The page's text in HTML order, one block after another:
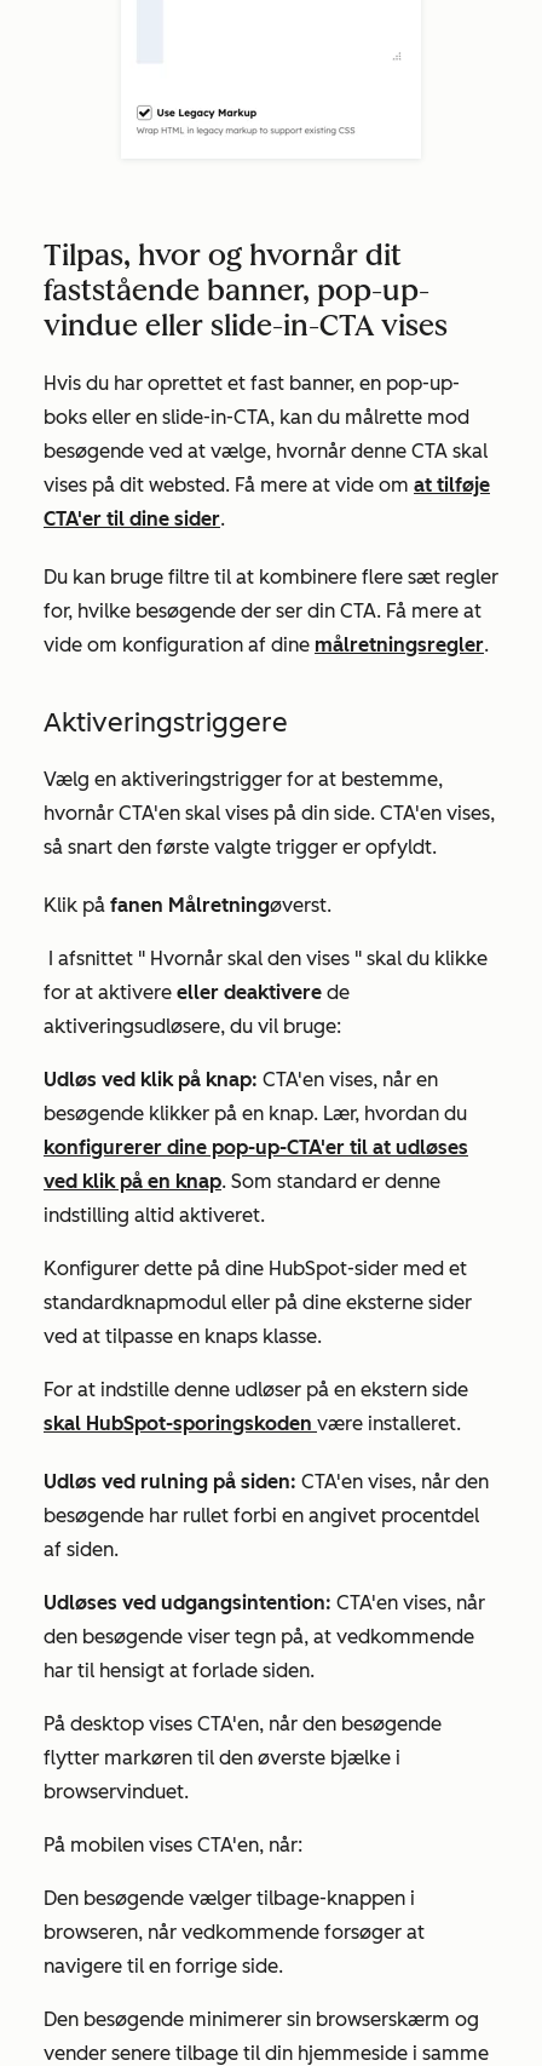
Tilpas, hvor og hvornår dit
faststående banner, pop-up-
vindue eller slide-in-CTA vises
Hvis du har oprettet et fast banner, en pop-up-
boks eller en slide-in-CTA, kan du målrette mod
besøgende ved at vælge, hvornår denne CTA skal
vises på dit websted. Få mere at vide om at tilføje
CTA'er til dine sider.
Du kan bruge filtre til at kombinere flere sæt regler
for, hvilke besøgende der ser din CTA. Få mere at
vide om konfiguration af dine målretningsregler.
Aktiveringstriggere
Vælg en aktiveringstrigger for at bestemme,
hvornår CTA'en skal vises på din side. CTA'en vises,
så snart den første valgte trigger er opfyldt.
Klik på fanen Målretningøverst.
I afsnittet " Hvornår skal den vises " skal du klikke
for at aktivere eller deaktivere de
aktiveringsudløsere, du vil bruge:
Udløs ved klik på knap: CTA'en vises, når en
besøgende klikker på en knap. Lær, hvordan du
konfigurerer dine pop-up-CTA'er til at udløses
ved klik på en knap. Som standard er denne
indstilling altid aktiveret.
Konfigurer dette på dine HubSpot-sider med et
standardknapmodul eller på dine eksterne sider
ved at tilpasse en knaps klasse.
For at indstille denne udløser på en ekstern side
skal HubSpot-sporingskoden være installeret.
Udløs ved rulning på siden: CTA'en vises, når den
besøgende har rullet forbi en angivet procentdel
af siden.
Udløses ved udgangsintention: CTA'en vises, når
den besøgende viser tegn på, at vedkommende
har til hensigt at forlade siden.
På desktop vises CTA'en, når den besøgende
flytter markøren til den øverste bjælke i
browservinduet.
På mobilen vises CTA'en, når:
Den besøgende vælger tilbage-knappen i
browseren, når vedkommende forsøger at
navigere til en forrige side.
Den besøgende minimerer sin browserskærm og
vender senere tilbage til din hjemmeside i samme